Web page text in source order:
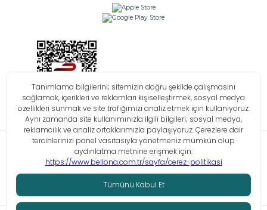
Bilgi Toplumu Hizmetleri KVKK Çerez Politikası İşlem Rehberi